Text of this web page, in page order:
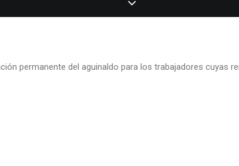
permanente del aguinaldo para los trabajadores cuyas